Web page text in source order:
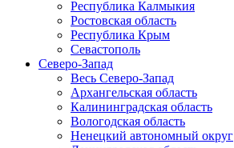
Республика Калмыкия
Ростовская область
Республика Крым
Севастополь
Северо-Запад
Весь Северо-Запад
Архангельская область
Калининградская область
Вологодская область
Ненецкий автономный округ